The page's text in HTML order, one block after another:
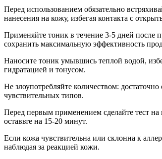
Перед использованием обязательно
нанесения на кожу, избегая контакта с
Применяйте тоник в течение 3-5 дней после
сохранить максимальную эффективность
Наносите тоник умывшись теплой водой,
гидратацией и тонусом.
Не злоупотребляйте количеством:
чувствительных типов.
Перед первым применением сделайте тест
оставьте на 15-20 минут.
Если кожа чувствительна или склонна к
наблюдая за реакцией кожи.